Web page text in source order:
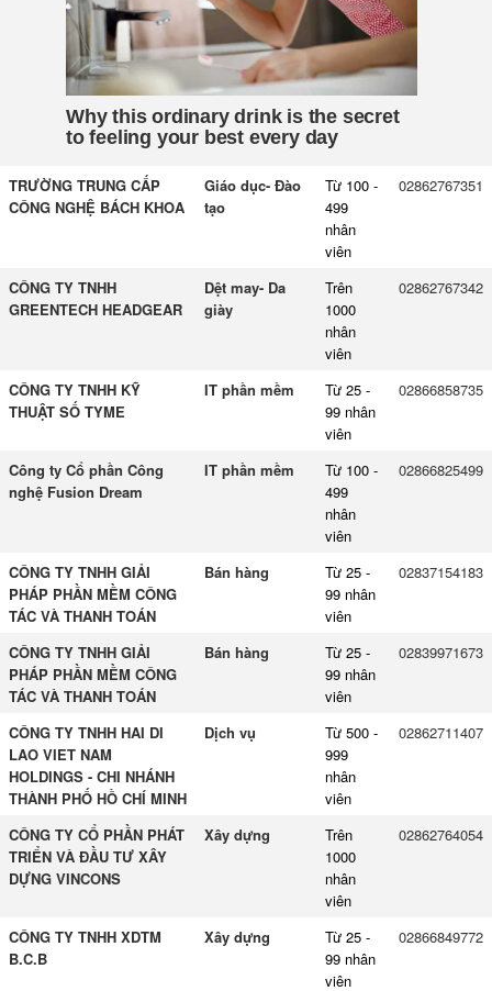
TRƯỜNG TRUNG CẤP
CÔNG NGHỆ BÁCH KHOA
Giáo dục- Đào
tạo
Từ 100 -
499
nhân
viên
02862767351
CÔNG TY TNHH
GREENTECH HEADGEAR
Dệt may- Da
giày
Trên
1000
nhân
viên
02862767342
CÔNG TY TNHH KỸ
THUẬT SỐ TYME
IT phần mềm
Từ 25 -
99 nhân
viên
02866858735
Công ty Cổ phần Công
nghệ Fusion Dream
IT phần mềm
Từ 100 -
499
nhân
viên
02866825499
CÔNG TY TNHH GIẢI
PHÁP PHẦN MỀM CÔNG
TÁC VÀ THANH TOÁN
Bán hàng
Từ 25 -
99 nhân
viên
02837154183
CÔNG TY TNHH GIẢI
PHÁP PHẦN MỀM CÔNG
TÁC VÀ THANH TOÁN
Bán hàng
Từ 25 -
99 nhân
viên
02839971673
CÔNG TY TNHH HAI DI
LAO VIET NAM
HOLDINGS - CHI NHÁNH
THÀNH PHỐ HỒ CHÍ MINH
Dịch vụ
Từ 500 -
999
nhân
viên
02862711407
CÔNG TY CỔ PHẦN PHÁT
TRIỂN VÀ ĐẦU TƯ XÂY
DỰNG VINCONS
Xây dựng
Trên
1000
nhân
viên
02862764054
CÔNG TY TNHH XDTM
B.C.B
Xây dựng
Từ 25 -
99 nhân
viên
02866849772